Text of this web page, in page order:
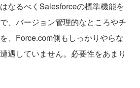
なるべくSalesforceの標準機能を
、バージョン管理的なところやチ
、Force.com側もしっかりやらな
遇していません。必要性をあまり